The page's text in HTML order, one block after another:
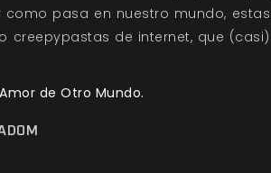
pasa en nuestro mundo, estas
creepypastas de internet, que (casi)
de Otro Mundo.